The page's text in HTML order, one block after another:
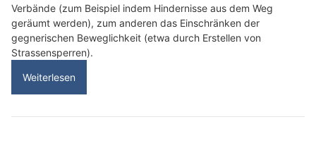
Verbände (zum Beispiel indem Hindernisse aus dem Weg
geräumt werden), zum anderen das Einschränken der
gegnerischen Beweglichkeit (etwa durch Erstellen von
Strassensperren).
Weiterlesen